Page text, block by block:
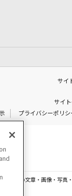
サイ
サイ
プライバシーポリシ
る一切の文章・画像・写